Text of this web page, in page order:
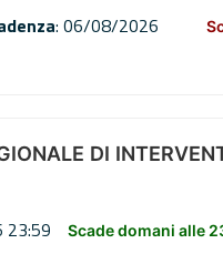
: 06/08/2026
DI
Scade domani alle